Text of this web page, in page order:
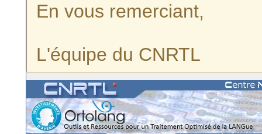
En vous remerciant,
L'équipe du CNRTL